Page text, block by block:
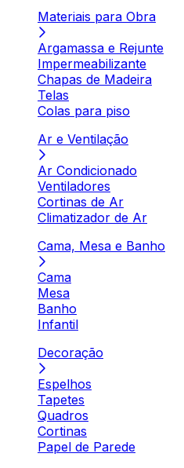
Materiais para Obra
Argamassa e Rejunte
Impermeabilizante
Chapas de Madeira
Telas
Colas para piso
Ar e Ventilação
Ar Condicionado
Ventiladores
Cortinas de Ar
Climatizador de Ar
Cama, Mesa e Banho
Cama
Mesa
Banho
Infantil
Decoração
Espelhos
Tapetes
Quadros
Cortinas
Papel de Parede